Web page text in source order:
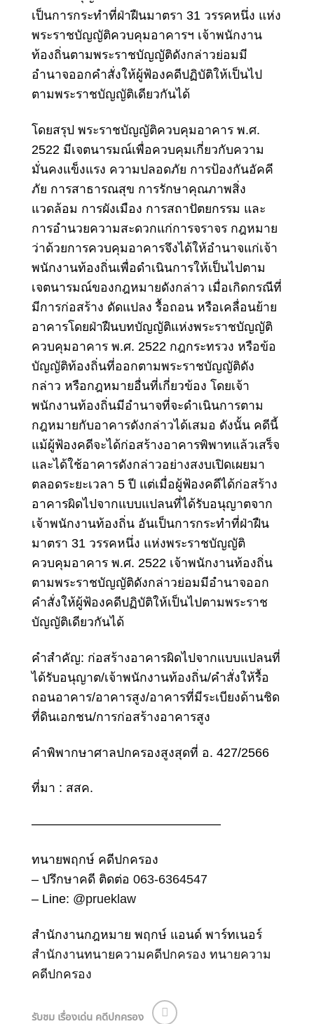
เป็นการกระทำที่ฝ่าฝืนมาตรา 31 วรรคหนึ่ง แห่ง
พระราชบัญญัติควบคุมอาคารฯ เจ้าพนักงาน
ท้องถิ่นตามพระราชบัญญัติดังกล่าวย่อมมี
อำนาจออกคำสั่งให้ผู้ฟ้องคดีปฏิบัติให้เป็นไป
ตามพระราชบัญญัติเดียวกันได้
โดยสรุป พระราชบัญญัติควบคุมอาคาร พ.ศ.
2522 มีเจตนารมณ์เพื่อควบคุมเกี่ยวกับความ
มั่นคงแข็งแรง ความปลอดภัย การป้องกันอัคคี
ภัย การสาธารณสุข การรักษาคุณภาพสิ่ง
แวดล้อม การผังเมือง การสถาปัตยกรรม และ
การอำนวยความสะดวกแก่การจราจร กฎหมาย
ว่าด้วยการควบคุมอาคารจึงได้ให้อำนาจแก่เจ้า
พนักงานท้องถิ่นเพื่อดำเนินการให้เป็นไปตาม
เจตนารมณ์ของกฎหมายดังกล่าว เมื่อเกิดกรณีที่
มีการก่อสร้าง ดัดแปลง รื้อถอน หรือเคลื่อนย้าย
อาคารโดยฝ่าฝืนบทบัญญัติแห่งพระราชบัญญัติ
ควบคุมอาคาร พ.ศ. 2522 กฎกระทรวง หรือข้อ
บัญญัติท้องถิ่นที่ออกตามพระราชบัญญัติดัง
กล่าว หรือกฎหมายอื่นที่เกี่ยวข้อง โดยเจ้า
พนักงานท้องถิ่นมีอำนาจที่จะดำเนินการตาม
กฎหมายกับอาคารดังกล่าวได้เสมอ ดังนั้น คดีนี้
แม้ผู้ฟ้องคดีจะได้ก่อสร้างอาคารพิพาทแล้วเสร็จ
และได้ใช้อาคารดังกล่าวอย่างสงบเปิดเผยมา
ตลอดระยะเวลา 5 ปี แต่เมื่อผู้ฟ้องคดีได้ก่อสร้าง
อาคารผิดไปจากแบบแปลนที่ได้รับอนุญาตจาก
เจ้าพนักงานท้องถิ่น อันเป็นการกระทำที่ฝ่าฝืน
มาตรา 31 วรรคหนึ่ง แห่งพระราชบัญญัติ
ควบคุมอาคาร พ.ศ. 2522 เจ้าพนักงานท้องถิ่น
ตามพระราชบัญญัติดังกล่าวย่อมมีอำนาจออก
คำสั่งให้ผู้ฟ้องคดีปฏิบัติให้เป็นไปตามพระราช
บัญญัติเดียวกันได้
คำสำคัญ: ก่อสร้างอาคารผิดไปจากแบบแปลนที่
ได้รับอนุญาต/เจ้าพนักงานท้องถิ่น/คำสั่งให้รื้อ
ถอนอาคาร/อาคารสูง/อาคารที่มีระเบียงด้านชิด
ที่ดินเอกชน/การก่อสร้างอาคารสูง
คำพิพากษาศาลปกครองสูงสุดที่ อ. 427/2566
ที่มา : สสค.
———————————————
ทนายพฤกษ์ คดีปกครอง
– ปรึกษาคดี ติดต่อ 063-6364547
– Line: @prueklaw
สำนักงานกฎหมาย พฤกษ์ แอนด์ พาร์ทเนอร์
สำนักงานทนายความคดีปกครอง ทนายความ
คดีปกครอง
รับชม เรื่องเด่น คดีปกครอง